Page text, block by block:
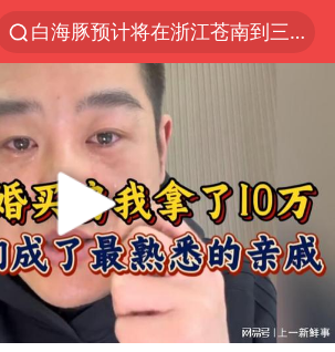
白海豚预计将在浙江苍南到三门一带登陆
白海豚5次眼壁置换
王艺迪无缘横滨赛决赛
国足U17与阿森纳决赛取消 并列冠军
武契奇会见泽连斯基有何意图
上海大部迎大暴雨
“伊斯兰版北约”出现
04:19